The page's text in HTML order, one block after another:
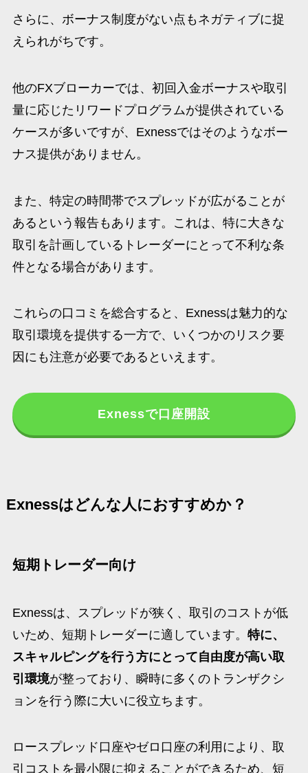
さらに、ボーナス制度がない点もネガティブに捉
えられがちです。
他のFXブローカーでは、初回入金ボーナスや取引
量に応じたリワードプログラムが提供されている
ケースが多いですが、Exnessではそのようなボー
ナス提供がありません。
また、特定の時間帯でスプレッドが広がることが
あるという報告もあります。これは、特に大きな
取引を計画しているトレーダーにとって不利な条
件となる場合があります。
これらの口コミを総合すると、Exnessは魅力的な
取引環境を提供する一方で、いくつかのリスク要
因にも注意が必要であるといえます。
Exnessで口座開設
Exnessはどんな人におすすめか？
短期トレーダー向け
Exnessは、スプレッドが狭く、取引のコストが低
いため、短期トレーダーに適しています。 特に、
スキャルピングを行う方にとって自由度が高い取
引環境が整っており、瞬時に多くのトランザクシ
ョンを行う際に大いに役立ちます。
ロースプレッド口座やゼロ口座の利用により、取
引コストを最小限に抑えることができるため、短